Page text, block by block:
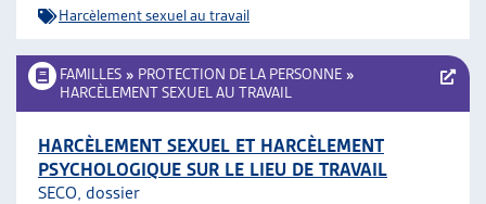
Harcèlement sexuel au travail
FAMILLES » PROTECTION DE LA PERSONNE »
HARCÈLEMENT SEXUEL AU TRAVAIL
HARCÈLEMENT SEXUEL ET HARCÈLEMENT
PSYCHOLOGIQUE SUR LE LIEU DE TRAVAIL
SECO, dossier